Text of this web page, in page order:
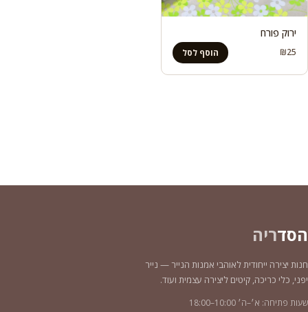
ירוק פורח
₪25 הוסף לסל
הסדריה
חנות יצירה ייחודית לאוהבי אמנות הנייר — נייר
יפני, כלי כריכה, קיטים ליצירה עצמית ועוד.
שעות פתיחה: א׳–ה׳ 10:00–18:00